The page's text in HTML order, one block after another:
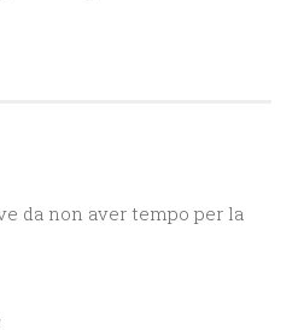
da non aver tempo per la